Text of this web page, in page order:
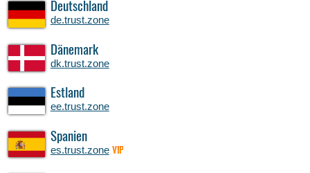
Deutschland
de.trust.zone
Dänemark
dk.trust.zone
Estland
ee.trust.zone
Spanien
es.trust.zone VIP